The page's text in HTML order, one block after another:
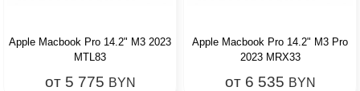
Apple Macbook Pro 14.2" M3 2023
MTL83
от 5 775 BYN
Apple Macbook Pro 14.2" M3 Pro
2023 MRX33
от 6 535 BYN